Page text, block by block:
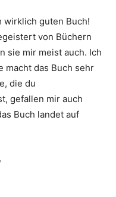
wirklich guten Buch!
von Büchern
sie mir meist auch. Ich
macht das Buch sehr
die du
gefallen mir auch
Buch landet auf